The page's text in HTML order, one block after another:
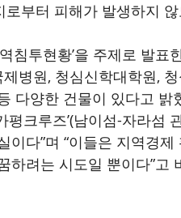
로부터 피해가 발생하지
침투현황’을 주제로 발
제병원, 청심신학대학원,
다양한 건물이 있다고 밝
평크루즈’(남이섬-자라
이다”며 “이들은 지역경
하려는 시도일 뿐이다”고